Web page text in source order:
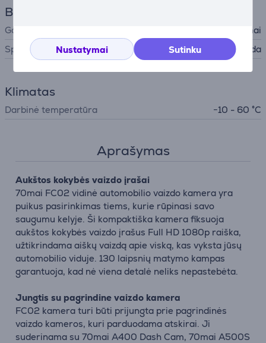
Nustatymai Sutinku
Bendri parametrai
Gamintojas
70mai
Spalva
Juoda
Klimatas
Darbinė temperatūra −10 - 60 °C
Aprašymas
Aukštos kokybės vaizdo įrašai
70mai FC02 vidinė automobilio vaizdo kamera yra
puikus pasirinkimas tiems, kurie rūpinasi savo
saugumu kelyje. Ši kompaktiška kamera fiksuoja
aukštos kokybės vaizdo įrašus Full HD 1080p raiška,
užtikrindama aiškų vaizdą apie viską, kas vyksta jūsų
automobilio viduje. 130 laipsnių matymo kampas
garantuoja, kad nė viena detalė neliks nepastebėta.
Jungtis su pagrindine vaizdo kamera
FC02 kamera turi būti prijungta prie pagrindinės
vaizdo kameros, kuri parduodama atskirai. Ji
suderinama su 70mai A400 Dash Cam, 70mai A500S